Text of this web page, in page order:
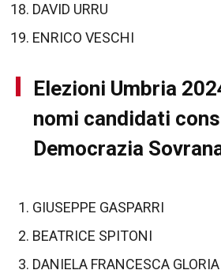
DAVID URRU
ENRICO VESCHI
Elezioni Umbria
nomi candidati
Democrazia
GIUSEPPE GASPARRI
BEATRICE SPITONI
DANIELA FRANCESCA